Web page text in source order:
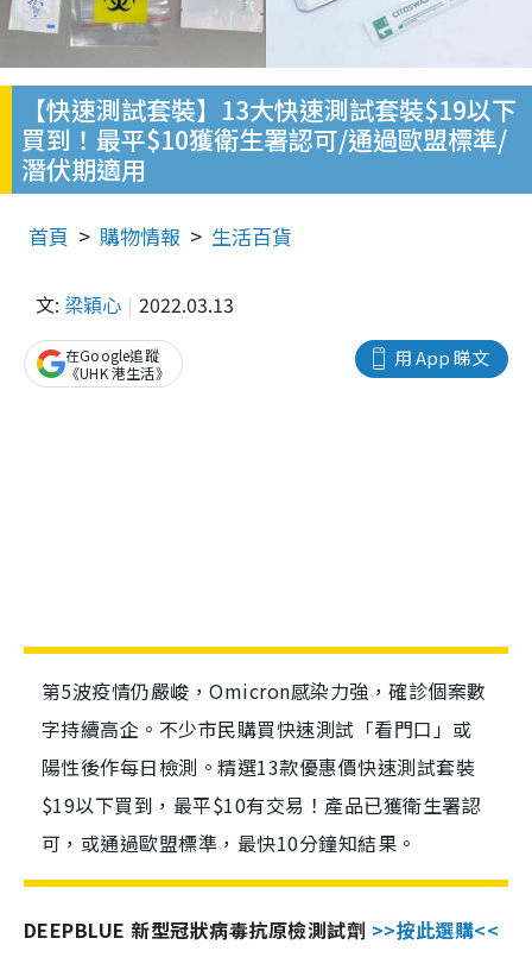
【快速測試套裝】13大快速測試套裝$19以下
買到！最平$10獲衛生署認可/通過歐盟標準/
潛伏期適用
首頁 購物情報 生活百貨
文: 梁穎心 2022.03.13
用 App 睇文
在Google追蹤
《UHK 港生活》
第5波疫情仍嚴峻，Omicron感染力強，確診個案數
字持續高企。不少市民購買快速測試「看門口」或
陽性後作每日檢測。精選13款優惠價快速測試套裝
$19以下買到，最平$10有交易！產品已獲衛生署認
可，或通過歐盟標準，最快10分鐘知結果。
DEEPBLUE 新型冠狀病毒抗原檢測試劑 >>按此選購<<